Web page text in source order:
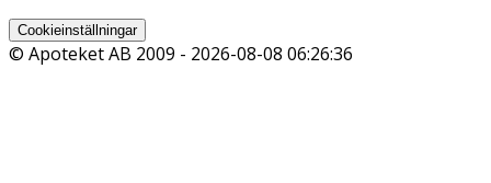
Cookieinställningar
© Apoteket AB 2009 - 2026-08-08 06:26:36